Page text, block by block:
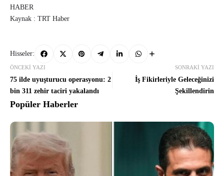
HABER
Kaynak : TRT Haber
Hisseler:
ÖNCEKI YAZI
75 ilde uyuşturucu operasyonu: 2
bin 311 zehir taciri yakalandı
SONRAKI YAZI
İş Fikirleriyle Geleceğinizi
Şekillendirin
Popüler Haberler